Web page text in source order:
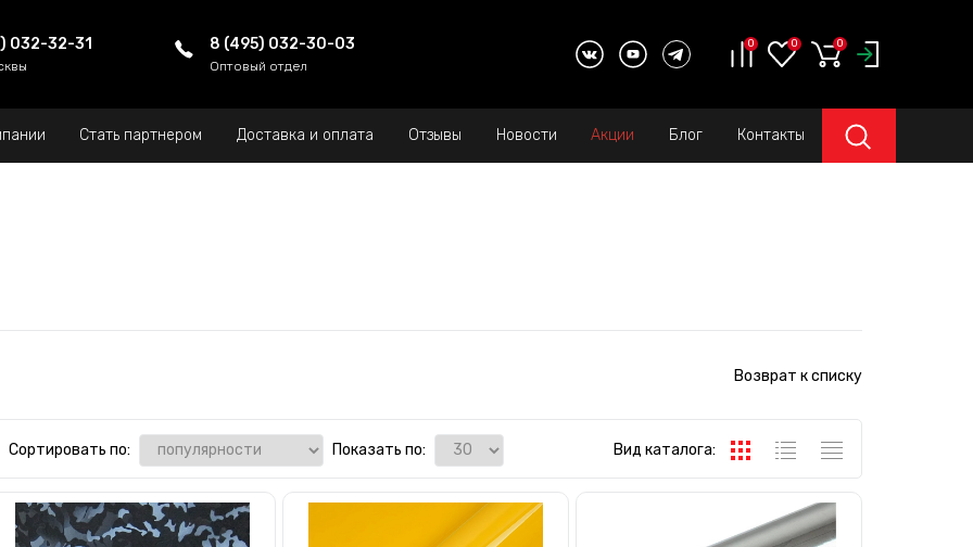
032-32-31 8 (495) 032-30-03
Оптовый отдел
0 0 0
Стать партнером Доставка и оплата Отзывы Новости Акции Блог Контакты
Возврат к списку
Сортировать по: Показать по: Вид каталога: